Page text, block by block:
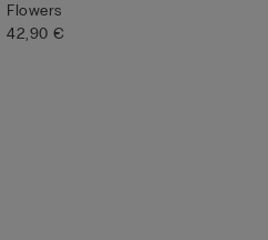
Flowers
42,90 €